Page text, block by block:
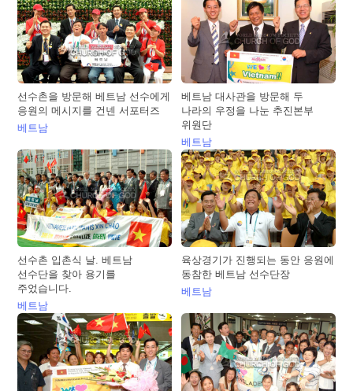
선수촌을 방문해 베트남 선수에게
응원의 메시지를 건넨 서포터즈
베트남
베트남 대사관을 방문해 두
나라의 우정을 나눈 추진본부
위원단
베트남
선수촌 입촌식 날. 베트남
선수단을 찾아 용기를
주었습니다.
베트남
육상경기가 진행되는 동안 응원에
동참한 베트남 선수단장
베트남